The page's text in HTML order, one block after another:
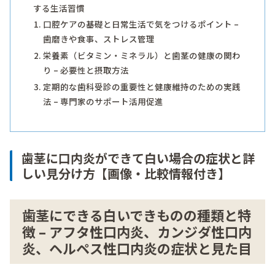
する生活習慣
口腔ケアの基礎と日常生活で気をつけるポイント –
歯磨きや食事、ストレス管理
栄養素（ビタミン・ミネラル）と歯茎の健康の関わ
り – 必要性と摂取方法
定期的な歯科受診の重要性と健康維持のための実践
法 – 専門家のサポート活用促進
歯茎に口内炎ができて白い場合の症状と詳
しい見分け方【画像・比較情報付き】
歯茎にできる白いできものの種類と特
徴 – アフタ性口内炎、カンジダ性口内
炎、ヘルペス性口内炎の症状と見た目